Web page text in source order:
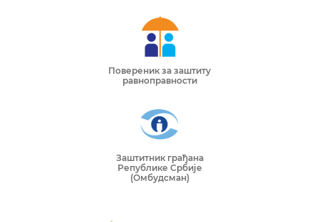
Повереник за заштиту
равноправности
Заштитник грађана
Републике Србије
(Омбудсман)